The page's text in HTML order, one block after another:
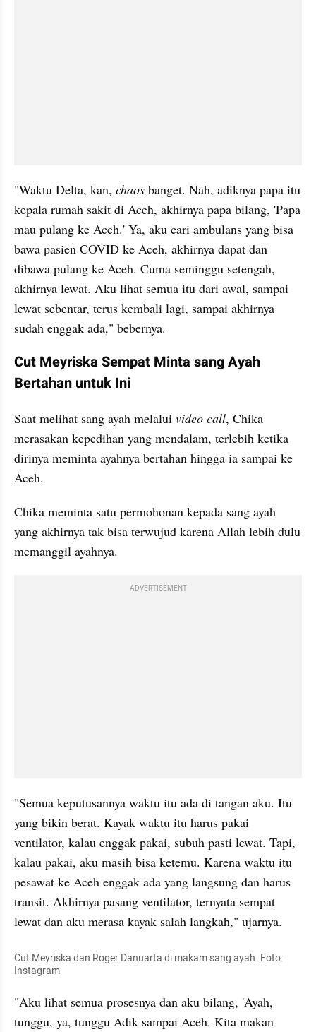
"Waktu Delta, kan, chaos banget. Nah, adiknya papa itu
kepala rumah sakit di Aceh, akhirnya papa bilang, 'Papa
mau pulang ke Aceh.' Ya, aku cari ambulans yang bisa
bawa pasien COVID ke Aceh, akhirnya dapat dan
dibawa pulang ke Aceh. Cuma seminggu setengah,
akhirnya lewat. Aku lihat semua itu dari awal, sampai
lewat sebentar, terus kembali lagi, sampai akhirnya
sudah enggak ada," bebernya.
Cut Meyriska Sempat Minta sang Ayah
Bertahan untuk Ini
Saat melihat sang ayah melalui video call, Chika
merasakan kepedihan yang mendalam, terlebih ketika
dirinya meminta ayahnya bertahan hingga ia sampai ke
Aceh.
Chika meminta satu permohonan kepada sang ayah
yang akhirnya tak bisa terwujud karena Allah lebih dulu
memanggil ayahnya.
ADVERTISEMENT
"Semua keputusannya waktu itu ada di tangan aku. Itu
yang bikin berat. Kayak waktu itu harus pakai
ventilator, kalau enggak pakai, subuh pasti lewat. Tapi,
kalau pakai, aku masih bisa ketemu. Karena waktu itu
pesawat ke Aceh enggak ada yang langsung dan harus
transit. Akhirnya pasang ventilator, ternyata sempat
lewat dan aku merasa kayak salah langkah," ujarnya.
Cut Meyriska dan Roger Danuarta di makam sang ayah. Foto:
Instagram
"Aku lihat semua prosesnya dan aku bilang, 'Ayah,
tunggu, ya, tunggu Adik sampai Aceh. Kita makan